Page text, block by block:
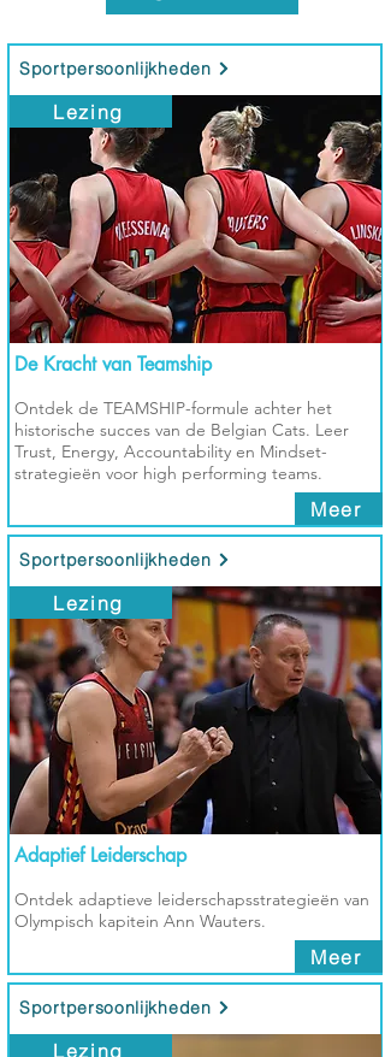
Sportpersoonlijkheden
Lezing
De Kracht van Teamship
Ontdek de TEAMSHIP-formule achter het
historische succes van de Belgian Cats. Leer
Trust, Energy, Accountability en Mindset-
strategieën voor high performing teams.
Meer
Sportpersoonlijkheden
Lezing
Adaptief Leiderschap
Ontdek adaptieve leiderschapsstrategieën van
Olympisch kapitein Ann Wauters.
Meer
Sportpersoonlijkheden
Lezing